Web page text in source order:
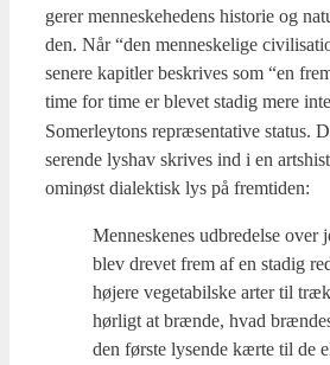
ge­rer men­ne­ske­he­dens histo­rie og
den. Når “den men­ne­ske­li­ge
sene­re kapit­ler beskri­ves som “en
time for time er ble­vet sta­dig mere
Somer­leytons repræ­sen­ta­ti­ve sta­tus.
se­ren­de lys­hav skri­ves ind i en
omi­nøst dia­lek­tisk lys på frem­ti­den:
Men­ne­ske­nes udbre­del­se over
blev dre­vet frem af en sta­dig
høje­re vege­ta­bil­ske arter til
hør­ligt at bræn­de, hvad
den før­ste lysen­de kær­te til de